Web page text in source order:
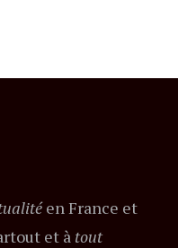
en France et
et à tout